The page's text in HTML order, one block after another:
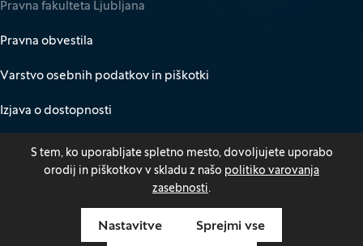
S tem, ko uporabljate spletno mesto, dovoljujete uporabo
orodij in piškotkov v skladu z našo politiko varovanja
zasebnosti.
Nastavitve Sprejmi vse
Pravna fakulteta Ljubljana
Pravna obvestila
Varstvo osebnih podatkov in piškotki
Izjava o dostopnosti
Za medije
Odpri pasico za nastavitev piškotkov